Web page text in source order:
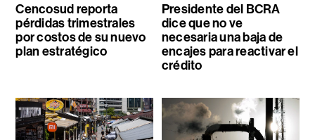
Cencosud reporta
pérdidas trimestrales
por costos de su nuevo
plan estratégico
Presidente del BCRA
dice que no ve
necesaria una baja de
encajes para reactivar el
crédito